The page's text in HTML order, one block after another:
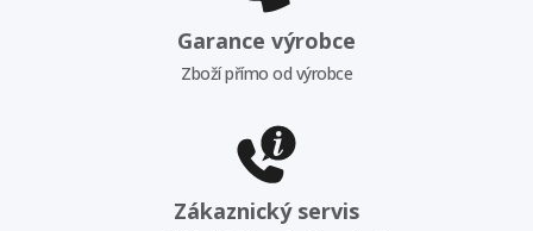
Garance výrobce
Zboží přímo od výrobce
Zákaznický servis